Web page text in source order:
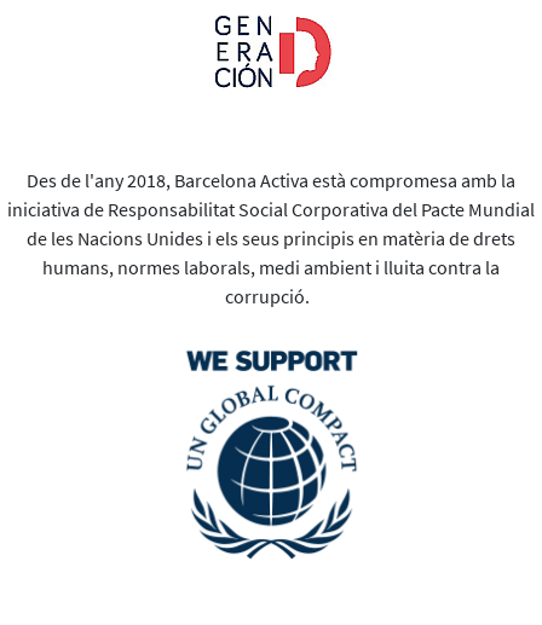
Des de l'any 2018, Barcelona Activa està compromesa amb la
iniciativa de Responsabilitat Social Corporativa del Pacte Mundial
de les Nacions Unides i els seus principis en matèria de drets
humans, normes laborals, medi ambient i lluita contra la
corrupció.